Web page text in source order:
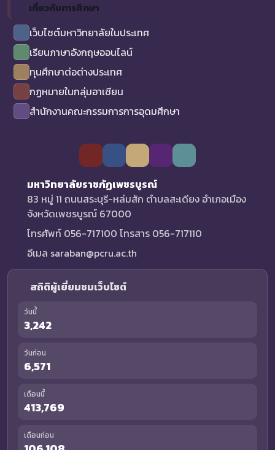
เกี่ยวกับการศึกษา
เว็บไซต์มหาวิทยาลัยในประเทศ
เรียนภาษาอังกฤษออนไลน์
ทุนศึกษาต่อต่างประเทศ
กฏหมายในกลุ่มอาเซียน
สำนักงานคณะกรรมการการอุดมศึกษา
มหาวิทยาลัยราชภัฏเพชรบูรณ์
83 หมู่ 11 ถนนสระบุรี-หล่มสัก ตำบลสะเดียง อำเภอเมือง
จังหวัดเพชรบูรณ์ 67000
โทรศัพท์ 056-717100 โทรสาร 056-717110
อีเมล saraban@pcru.ac.th
สถิติผู้เยี่ยมชมเว็บไซต์
วันนี้
3,242
วันก่อน
6,571
เดือนนี้
413,769
เดือนก่อน